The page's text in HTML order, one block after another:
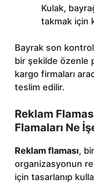
Kulak,
takmak için
Bayrak son
bir şekilde özenle
kargo firmaları
teslim edilir.
Reklam
Flamaları Ne
Reklam flaması,
organizasyonun
için tasarlanıp